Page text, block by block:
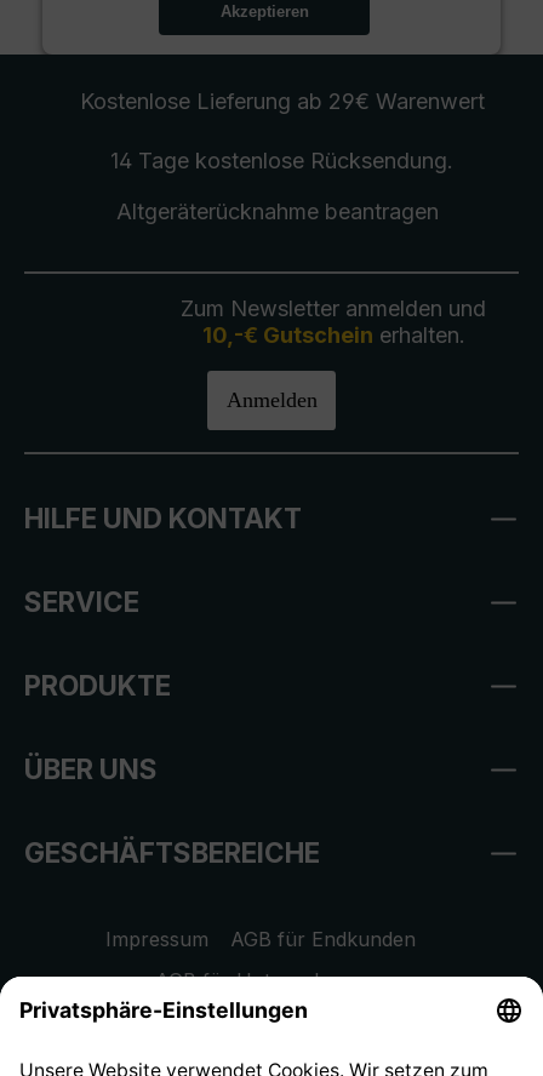
Akzeptieren
Kostenlose Lieferung ab 29€ Warenwert
14 Tage kostenlose Rücksendung.
Altgeräterücknahmebeantragen
Zum Newsletter anmelden und
10,-€ Gutschein erhalten.
Anmelden
HILFE UND KONTAKT
SERVICE
PRODUKTE
ÜBER UNS
GESCHÄFTSBEREICHE
Impressum
AGB für Endkunden
AGB für Unternehmen
Datenschutzhinweis
Widerrufsrecht